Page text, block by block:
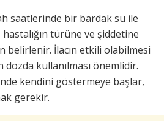
saatlerinde bir bardak su ile
hastalığın türüne ve şiddetine
belirlenir. İlacın etkili olabilmesi
kullanılması önemlidir.
kendini göstermeye başlar,
gerekir.